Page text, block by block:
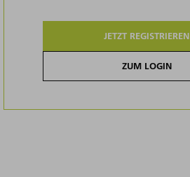
JETZT REGISTRIEREN
ZUM LOGIN